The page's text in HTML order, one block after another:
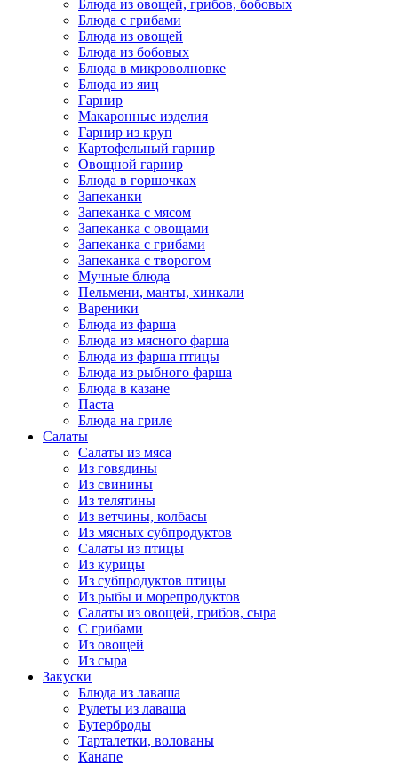
Блюда из овощей, грибов, бобовых
Блюда с грибами
Блюда из овощей
Блюда из бобовых
Блюда в микроволновке
Блюда из яиц
Гарнир
Макаронные изделия
Гарнир из круп
Картофельный гарнир
Овощной гарнир
Блюда в горшочках
Запеканки
Запеканка с мясом
Запеканка с овощами
Запеканка с грибами
Запеканка с творогом
Мучные блюда
Пельмени, манты, хинкали
Вареники
Блюда из фарша
Блюда из мясного фарша
Блюда из фарша птицы
Блюда из рыбного фарша
Блюда в казане
Паста
Блюда на гриле
Салаты
Салаты из мяса
Из говядины
Из свинины
Из телятины
Из ветчины, колбасы
Из мясных субпродуктов
Салаты из птицы
Из курицы
Из субпродуктов птицы
Из рыбы и морепродуктов
Салаты из овощей, грибов, сыра
С грибами
Из овощей
Из сыра
Закуски
Блюда из лаваша
Рулеты из лаваша
Бутерброды
Тарталетки, волованы
Канапе